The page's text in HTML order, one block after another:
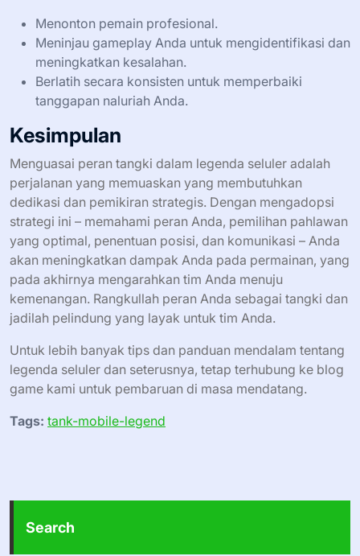
Menonton pemain profesional.
Meninjau gameplay Anda untuk mengidentifikasi dan
meningkatkan kesalahan.
Berlatih secara konsisten untuk memperbaiki
tanggapan naluriah Anda.
Kesimpulan
Menguasai peran tangki dalam legenda seluler adalah
perjalanan yang memuaskan yang membutuhkan
dedikasi dan pemikiran strategis. Dengan mengadopsi
strategi ini – memahami peran Anda, pemilihan pahlawan
yang optimal, penentuan posisi, dan komunikasi – Anda
akan meningkatkan dampak Anda pada permainan, yang
pada akhirnya mengarahkan tim Anda menuju
kemenangan. Rangkullah peran Anda sebagai tangki dan
jadilah pelindung yang layak untuk tim Anda.
Untuk lebih banyak tips dan panduan mendalam tentang
legenda seluler dan seterusnya, tetap terhubung ke blog
game kami untuk pembaruan di masa mendatang.
Tags: tank-mobile-legend
Search